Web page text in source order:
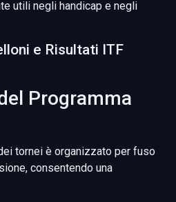
utili negli handicap e negli
e Risultati ITF
Programma
tornei è organizzato per fuso
consentendo una